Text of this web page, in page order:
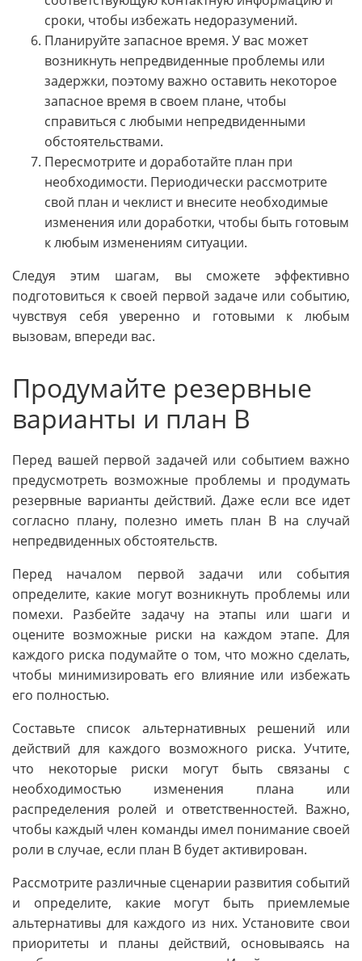
сроки, чтобы избежать недоразумений.
Планируйте запасное время. У вас может
возникнуть непредвиденные проблемы или
задержки, поэтому важно оставить некоторое
запасное время в своем плане, чтобы
справиться с любыми непредвиденными
обстоятельствами.
Пересмотрите и доработайте план при
необходимости. Периодически рассмотрите
свой план и чеклист и внесите необходимые
изменения или доработки, чтобы быть готовым
к любым изменениям ситуации.
Следуя этим шагам, вы сможете эффективно
подготовиться к своей первой задаче или событию,
чувствуя себя уверенно и готовыми к любым
вызовам, впереди вас.
Продумайте резервные
варианты и план B
Перед вашей первой задачей или событием важно
предусмотреть возможные проблемы и продумать
резервные варианты действий. Даже если все идет
согласно плану, полезно иметь план B на случай
непредвиденных обстоятельств.
Перед началом первой задачи или события
определите, какие могут возникнуть проблемы или
помехи. Разбейте задачу на этапы или шаги и
оцените возможные риски на каждом этапе. Для
каждого риска подумайте о том, что можно сделать,
чтобы минимизировать его влияние или избежать
его полностью.
Составьте список альтернативных решений или
действий для каждого возможного риска. Учтите,
что некоторые риски могут быть связаны с
необходимостью изменения плана или
распределения ролей и ответственностей. Важно,
чтобы каждый член команды имел понимание своей
роли в случае, если план B будет активирован.
Рассмотрите различные сценарии развития событий
и определите, какие могут быть приемлемые
альтернативы для каждого из них. Установите свои
приоритеты и планы действий, основываясь на